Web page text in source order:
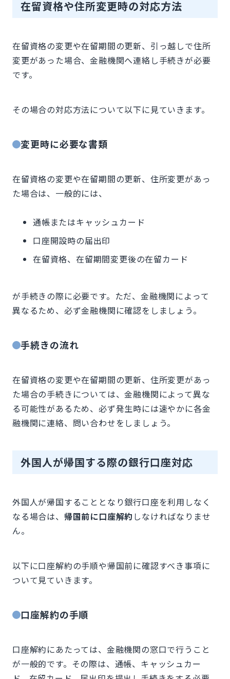
在留資格や住所変更時の対応方法
在留資格の変更や在留期間の更新、引っ越しで住所
変更があった場合、金融機関へ連絡し手続きが必要
です。
その場合の対応方法について以下に見ていきます。
変更時に必要な書類
在留資格の変更や在留期間の更新、住所変更があっ
た場合は、一般的には、
通帳またはキャッシュカード
口座開設時の届出印
在留資格、在留期間変更後の在留カード
が手続きの際に必要です。ただ、金融機関によって
異なるため、必ず金融機関に確認をしましょう。
手続きの流れ
在留資格の変更や在留期間の更新、住所変更があっ
た場合の手続きについては、金融機関によって異な
る可能性があるため、必ず発生時には速やかに各金
融機関に連絡、問い合わせをしましょう。
外国人が帰国する際の銀行口座対応
外国人が帰国することとなり銀行口座を利用しなく
なる場合は、 帰国前に口座解約 しなければなりませ
ん。
以下に口座解約の手順や帰国前に確認すべき事項に
ついて見ていきます。
口座解約の手順
口座解約にあたっては、金融機関の窓口で行うこと
が一般的です。その際は、通帳、キャッシュカー